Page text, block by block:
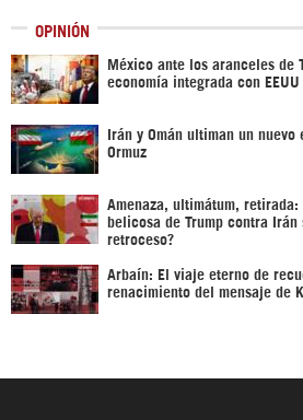
OPINIÓN
México ante los aranceles de
economía integrada con EEUU
Irán y Omán ultiman un
Ormuz
Amenaza, ultimátum,
belicosa de Trump contra Irán
retroceso?
Arbaín: El viaje eterno de
renacimiento del mensaje de